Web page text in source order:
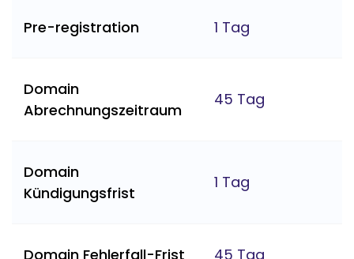
Pre-registration 1 Tag
Domain
Abrechnungszeitraum
45 Tag
Domain
Kündigungsfrist
1 Tag
Domain Fehlerfall-Frist 45 Tag